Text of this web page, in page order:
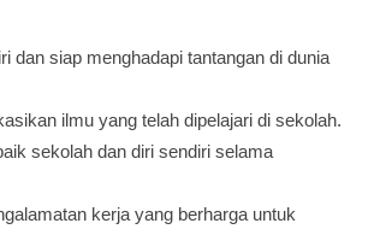
dan siap menghadapi tantangan di dunia
ilmu yang telah dipelajari di sekolah.
sekolah dan diri sendiri selama
kerja yang berharga untuk